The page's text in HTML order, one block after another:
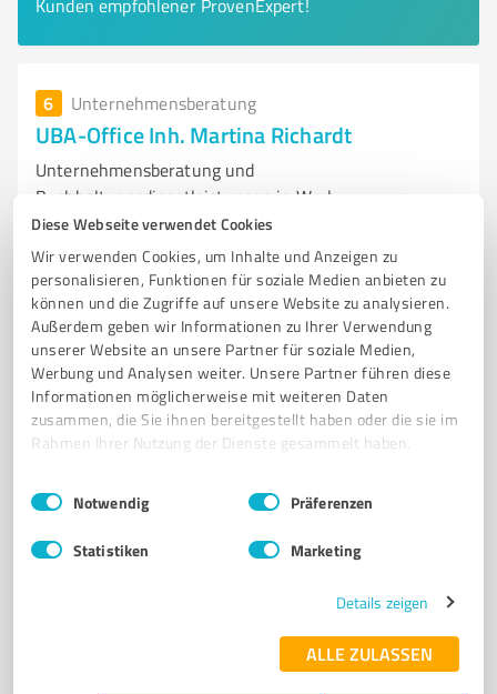
Diese Webseite verwendet Cookies
Wir verwenden Cookies, um Inhalte und Anzeigen zu
personalisieren, Funktionen für soziale Medien anbieten zu
können und die Zugriffe auf unsere Website zu analysieren.
Außerdem geben wir Informationen zu Ihrer Verwendung
unserer Website an unsere Partner für soziale Medien,
Werbung und Analysen weiter. Unsere Partner führen diese
Informationen möglicherweise mit weiteren Daten
zusammen, die Sie ihnen bereitgestellt haben oder die sie im
Rahmen Ihrer Nutzung der Dienste gesammelt haben.
Impressum Datenschutzbestimmungen
Einwilligungsauswahl
Notwendig Präferenzen
Statistiken Marketing
Details zeigen
ALLE ZULASSEN
Kunden empfohlener ProvenExpert!
6 Unternehmensberatung
UBA-Office Inh. Martina Richardt
Unternehmensberatung und
Buchhaltungsdienstleistungen in Werl
UNTERNEHMENSBERATUNG BUCHHALTUNGSDIENSTLEISTUNGEN
FINANZBERATUNG LOHNBUCHHALTUNG
PERSÖNLICHE BETREUUNG WIRTSCHAFTLICHE ENTSCHEIDUNGEN
PROFESSIONELLE LÖSUNGEN WERL UBA-OFFICE
OFFICELEISTUNGEN KUNDENORIENTIERUNG
Langenwiedenweg 78, 59457 Werl
info@uba-office.de www.uba-office.de/
4,50 / 5,00
CONQUER - Marketing & Sales Consulting